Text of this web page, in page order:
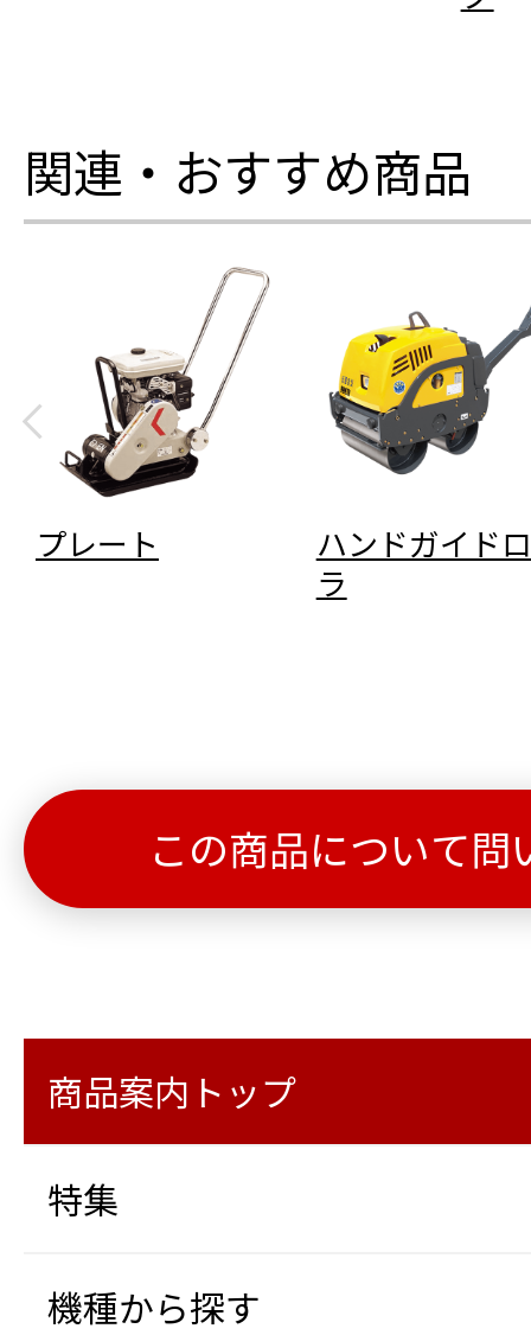
関連・おすすめ商品
プレート
ハンドガイド
ラ
この商品について問
商品案内トップ
特集
機種から探す